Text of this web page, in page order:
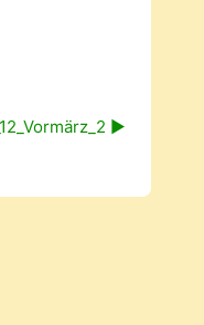
▶︎